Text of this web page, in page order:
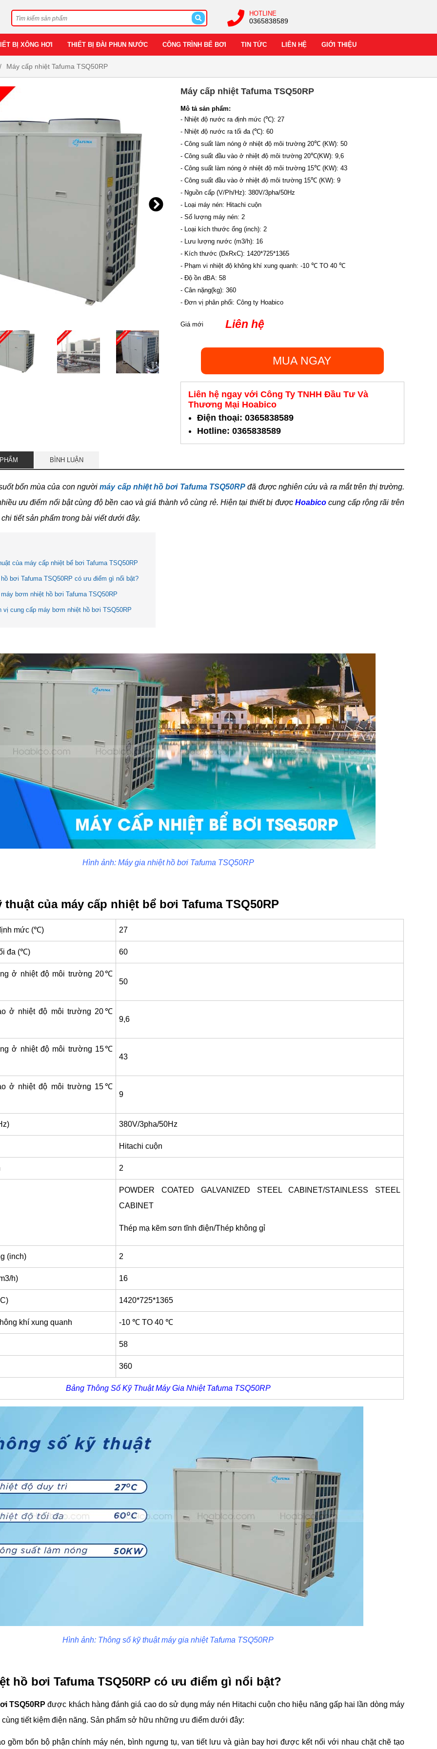
HOTLINE
0365838589
BỊ XÔNG HƠI THIẾT BỊ ĐÀI PHUN NƯỚC CÔNG TRÌNH BỂ BƠI TIN TỨC LIÊN HỆ GIỚI THIỆU
Máy cấp nhiệt Tafuma TSQ50RP
Máy cấp nhiệt Tafuma TSQ50RP
Mô tả sản phẩm:
- Nhiệt độ nước ra định mức (℃): 27
- Nhiệt độ nước ra tối đa (℃): 60
- Công suất làm nóng ở nhiệt độ môi trường 20℃ (KW): 50
- Công suất đầu vào ở nhiệt độ môi trường 20℃(KW): 9,6
- Công suất làm nóng ở nhiệt độ môi trường 15℃ (KW): 43
- Công suất đầu vào ở nhiệt độ môi trường 15℃ (KW): 9
- Nguồn cấp (V/Ph/Hz): 380V/3pha/50Hz
- Loại máy nén: Hitachi cuộn
- Số lượng máy nén: 2
- Loại kích thước ống (inch): 2
- Lưu lượng nước (m3/h): 16
- Kích thước (DxRxC): 1420*725*1365
- Phạm vi nhiệt độ không khí xung quanh: -10 ℃ TO 40 ℃
- Độ ồn dBA: 58
- Cân nặng(kg): 360
- Đơn vị phân phối: Công ty Hoabico
Giá mới Liên hệ
MUA NGAY
Liên hệ ngay với Công Ty TNHH Đầu Tư Và
Thương Mại Hoabico
Điện thoại: 0365838589
Hotline: 0365838589
BÌNH LUẬN
bốn mùa của con ngườimáy cấp nhiệt hồ bơi Tafuma TSQ50RPđã được nghiên cứu và ra mắt trên thị trường.
ưu điểm nổi bật cùng độ bền cao và giá thành vô cùng rẻ. Hiện tại thiết bị được Hoabicocung cấp rộng rãi trên
tiết sản phẩm trong bài viết dưới đây.
của máy cấp nhiệt bể bơi Tafuma TSQ50RP
bơi Tafuma TSQ50RP có ưu điểm gì nổi bật?
bơm nhiệt hồ bơi Tafuma TSQ50RP
vị cung cấp máy bơm nhiệt hồ bơi TSQ50RP
Hình ảnh: Máy gia nhiệt hồ bơi Tafuma TSQ50RP
của máy cấp nhiệt bể bơi Tafuma TSQ50RP
mức (℃) 27
đa (℃) 60
ở nhiệt độ môi trường 20℃
50
ở nhiệt độ môi trường 20℃
9,6
ở nhiệt độ môi trường 15℃
43
ở nhiệt độ môi trường 15℃
9
380V/3pha/50Hz
Hitachi cuộn
2
POWDER COATED GALVANIZED STEEL CABINET/STAINLESS STEEL
CABINET
Thép mạ kẽm sơn tĩnh điện/Thép không gỉ
(inch) 2
h) 16
1420*725*1365
khí xung quanh -10 ℃ TO 40 ℃
58
360
Bảng Thông Số Kỹ Thuật Máy Gia Nhiệt Tafuma TSQ50RP
Hình ảnh: Thông số kỹ thuật máy gia nhiệt Tafuma TSQ50RP
hồ bơi Tafuma TSQ50RP có ưu điểm gì nổi bật?
TSQ50RP được khách hàng đánh giá cao do sử dụng máy nén Hitachi cuộn cho hiệu năng gấp hai lần dòng máy
tiết kiệm điện năng. Sản phẩm sở hữu những ưu điểm dưới đây:
gồm bốn bộ phận chính máy nén, bình ngưng tụ, van tiết lưu và giàn bay hơi được kết nối với nhau chặt chẽ tạo